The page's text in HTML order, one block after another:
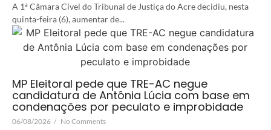
A 1ª Câmara Cível do Tribunal de Justiça do Acre decidiu, nesta
quinta-feira (6), aumentar de...
MP Eleitoral pede que TRE-AC negue
candidatura de Antônia Lúcia com base em
condenações por peculato e improbidade
06/08/2026 / No Comments